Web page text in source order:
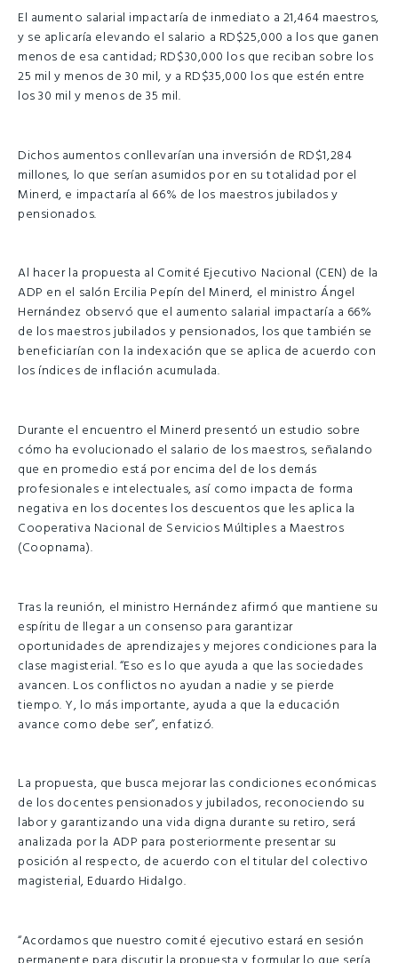
El aumento salarial impactaría de inmediato a 21,464 maestros,
y se aplicaría elevando el salario a RD$25,000 a los que ganen
menos de esa cantidad; RD$30,000 los que reciban sobre los
25 mil y menos de 30 mil, y a RD$35,000 los que estén entre
los 30 mil y menos de 35 mil.
Dichos aumentos conllevarían una inversión de RD$1,284
millones, lo que serían asumidos por en su totalidad por el
Minerd, e impactaría al 66% de los maestros jubilados y
pensionados.
Al hacer la propuesta al Comité Ejecutivo Nacional (CEN) de la
ADP en el salón Ercilia Pepín del Minerd, el ministro Ángel
Hernández observó que el aumento salarial impactaría a 66%
de los maestros jubilados y pensionados, los que también se
beneficiarían con la indexación que se aplica de acuerdo con
los índices de inflación acumulada.
Durante el encuentro el Minerd presentó un estudio sobre
cómo ha evolucionado el salario de los maestros, señalando
que en promedio está por encima del de los demás
profesionales e intelectuales, así como impacta de forma
negativa en los docentes los descuentos que les aplica la
Cooperativa Nacional de Servicios Múltiples a Maestros
(Coopnama).
Tras la reunión, el ministro Hernández afirmó que mantiene su
espíritu de llegar a un consenso para garantizar
oportunidades de aprendizajes y mejores condiciones para la
clase magisterial. “Eso es lo que ayuda a que las sociedades
avancen. Los conflictos no ayudan a nadie y se pierde
tiempo. Y, lo más importante, ayuda a que la educación
avance como debe ser”, enfatizó.
La propuesta, que busca mejorar las condiciones económicas
de los docentes pensionados y jubilados, reconociendo su
labor y garantizando una vida digna durante su retiro, será
analizada por la ADP para posteriormente presentar su
posición al respecto, de acuerdo con el titular del colectivo
magisterial, Eduardo Hidalgo.
“Acordamos que nuestro comité ejecutivo estará en sesión